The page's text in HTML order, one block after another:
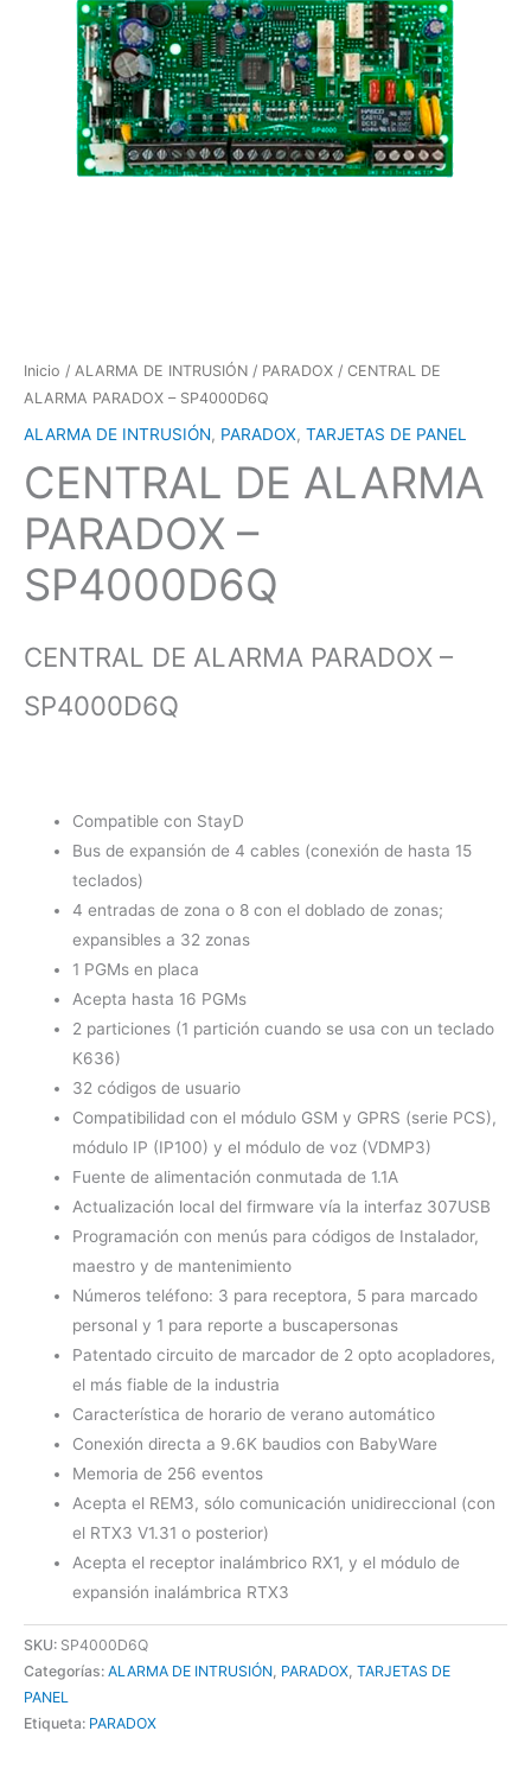
Inicio / ALARMA DE INTRUSIÓN / PARADOX / CENTRAL DE
ALARMA PARADOX – SP4000D6Q
ALARMA DE INTRUSIÓN, PARADOX, TARJETAS DE PANEL
CENTRAL DE ALARMA
PARADOX –
SP4000D6Q
CENTRAL DE ALARMA PARADOX –
SP4000D6Q
Compatible con StayD
Bus de expansión de 4 cables (conexión de hasta 15
teclados)
4 entradas de zona o 8 con el doblado de zonas;
expansibles a 32 zonas
1 PGMs en placa
Acepta hasta 16 PGMs
2 particiones (1 partición cuando se usa con un teclado
K636)
32 códigos de usuario
Compatibilidad con el módulo GSM y GPRS (serie PCS),
módulo IP (IP100) y el módulo de voz (VDMP3)
Fuente de alimentación conmutada de 1.1A
Actualización local del firmware vía la interfaz 307USB
Programación con menús para códigos de Instalador,
maestro y de mantenimiento
Números teléfono: 3 para receptora, 5 para marcado
personal y 1 para reporte a buscapersonas
Patentado circuito de marcador de 2 opto acopladores,
el más fiable de la industria
Característica de horario de verano automático
Conexión directa a 9.6K baudios con BabyWare
Memoria de 256 eventos
Acepta el REM3, sólo comunicación unidireccional (con
el RTX3 V1.31 o posterior)
Acepta el receptor inalámbrico RX1, y el módulo de
expansión inalámbrica RTX3
SKU: SP4000D6Q
Categorías: ALARMA DE INTRUSIÓN PARADOX TARJETAS DE
PANEL
Etiqueta: PARADOX